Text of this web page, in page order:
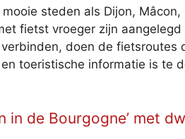
steden als Dijon,
fietst vroeger zijn
doen de fietsroutes
toeristische informatie is te
in de Bourgogne’ met